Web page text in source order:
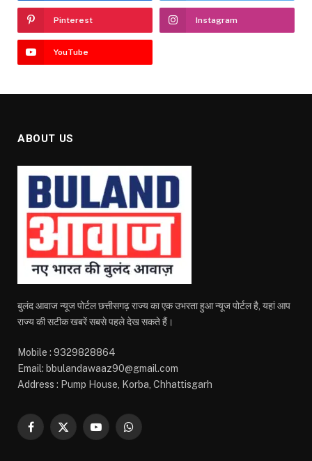
Pinterest Instagram
YouTube
ABOUT US
बुलंद आवाज न्यूज पोर्टल छत्तीसगढ़ राज्य का एक उभरता हुआ न्यूज पोर्टल है, यहां आप
राज्य की सटीक खबरें सबसे पहले देख सकते हैं।
Mobile : 9329828864
Email: bbulandawaaz90@gmail.com
Address : Pump House, Korba, Chhattisgarh
Facebook
X
YouTubeWhatsApp